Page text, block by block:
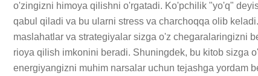
o'zingizni himoya qilishni o'rgatadi. Ko'pchilik "yo'q"
qabul qiladi va bu ularni stress va charchoqqa olib
maslahatlar va strategiyalar sizga o'z chegaralaringizni
rioya qilish imkonini beradi. Shuningdek, bu kitob sizga
energiyangizni muhim narsalar uchun tejashga yordam